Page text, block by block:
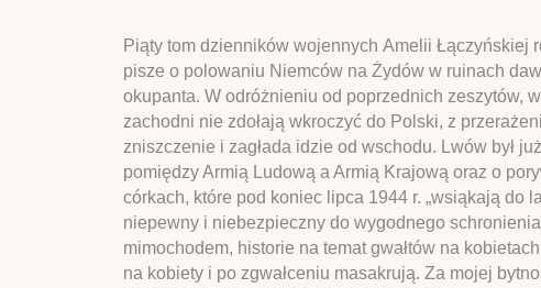
Piąty tom dzienników wojennych Amelii
pisze o polowaniu Niemców na Żydów w ruinach
okupanta. W odróżnieniu od poprzednich zeszytów,
zachodni nie zdołają wkroczyć do Polski, z
zniszczenie i zagłada idzie od wschodu. Lwów był
pomiędzy Armią Ludową a Armią Krajową oraz o
córkach, które pod koniec lipca 1944 r. „wsiąkają do
niepewny i niebezpieczny do wygodnego
mimochodem, historie na temat gwałtów na
na kobiety i po zgwałceniu masakrują. Za mojej